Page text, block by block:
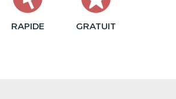
RAPIDE GRATUIT